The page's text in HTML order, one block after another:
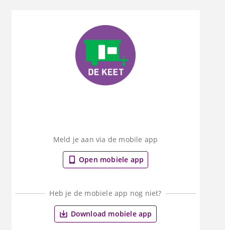
Meld je aan via de mobile app
Open mobiele app
Heb je de mobiele app nog niet?
Download mobiele app